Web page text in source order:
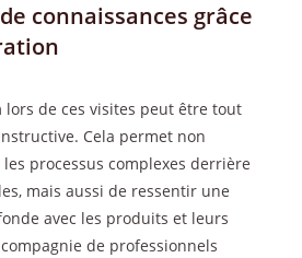
connaissances grâce
lors de ces visites peut être tout
Cela permet non
processus complexes derrière
mais aussi de ressentir une
avec les produits et leurs
de professionnels